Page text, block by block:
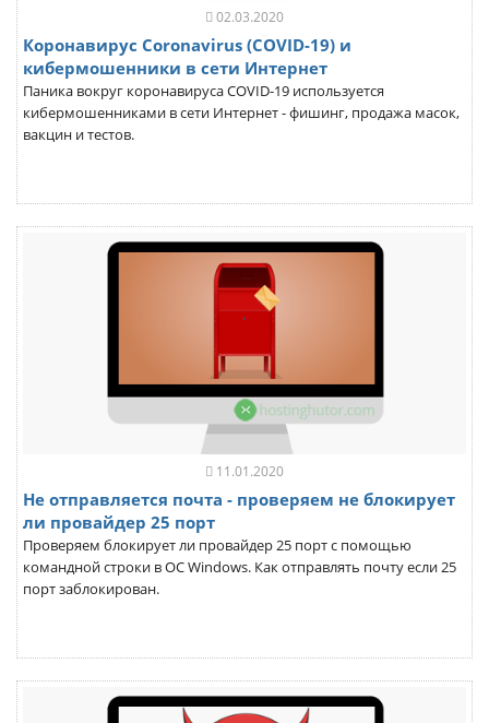
02.03.2020
Коронавирус Coronavirus (COVID-19) и
кибермошенники в сети Интернет
Паника вокруг коронавируса COVID-19 используется
кибермошенниками в сети Интернет - фишинг, продажа масок,
вакцин и тестов.
11.01.2020
Не отправляется почта - проверяем не блокирует
ли провайдер 25 порт
Проверяем блокирует ли провайдер 25 порт с помощью
командной строки в ОС Windows. Как отправлять почту если 25
порт заблокирован.